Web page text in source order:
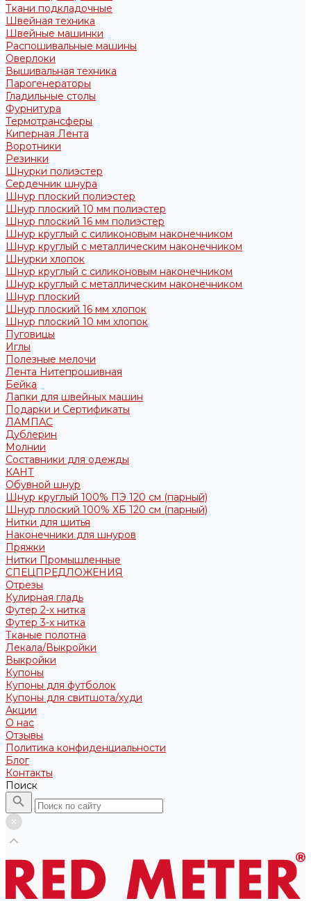
Ткани подкладочные
Швейная техника
Швейные машинки
Распошивальные машины
Оверлоки
Вышивальная техника
Парогенераторы
Гладильные столы
Фурнитура
Термотрансферы
Киперная Лента
Воротники
Резинки
Шнурки полиэстер
Сердечник шнура
Шнур плоский полиэстер
Шнур плоский 10 мм полиэстер
Шнур плоский 16 мм полиэстер
Шнур круглый с силиконовым наконечником
Шнур круглый с металлическим наконечником
Шнурки хлопок
Шнур круглый с силиконовым наконечником
Шнур круглый с металлическим наконечником
Шнур плоский
Шнур плоский 16 мм хлопок
Шнур плоский 10 мм хлопок
Пуговицы
Иглы
Полезные мелочи
Лента Нитепрошивная
Бейка
Лапки для швейных машин
Подарки и Сертификаты
ЛАМПАС
Дублерин
Молнии
Составники для одежды
КАНТ
Обувной шнур
Шнур круглый 100% ПЭ 120 см (парный)
Шнур плоский 100% ХБ 120 см (парный)
Нитки для шитья
Наконечники для шнуров
Пряжки
Нитки Промышленные
СПЕЦПРЕДЛОЖЕНИЯ
Отрезы
Кулирная гладь
Футер 2-х нитка
Футер 3-х нитка
Тканые полотна
Лекала/Выкройки
Выкройки
Купоны
Купоны для футболок
Купоны для свитшота/худи
Акции
О нас
Отзывы
Политика конфиденциальности
Блог
Контакты
Поиск